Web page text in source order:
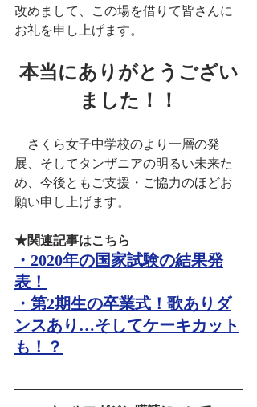
改めまして、この場を借りて皆さんに
お礼を申し上げます。
本当にありがとうござい
ました！！
さくら女子中学校のより一層の発
展、そしてタンザニアの明るい未来た
め、今後ともご支援・ご協力のほどお
願い申し上げます。
★関連記事はこちら
・2020年の国家試験の結果発
表！
・第2期生の卒業式！歌ありダ
ンスあり…そしてケーキカット
も！？